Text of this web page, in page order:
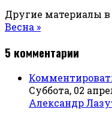
Другие материалы в
Весна »
5 комментарии
Суббота, 02
Александр